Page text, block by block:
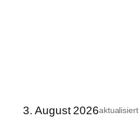
3. August 2026aktualisiert